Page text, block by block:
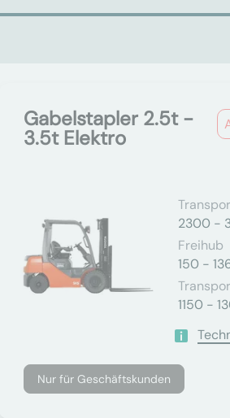
Gabelstapler 2.5t -
3.5t Elektro
2300 -
Freihub
150 -
1150 -
Nur für Geschäftskunden